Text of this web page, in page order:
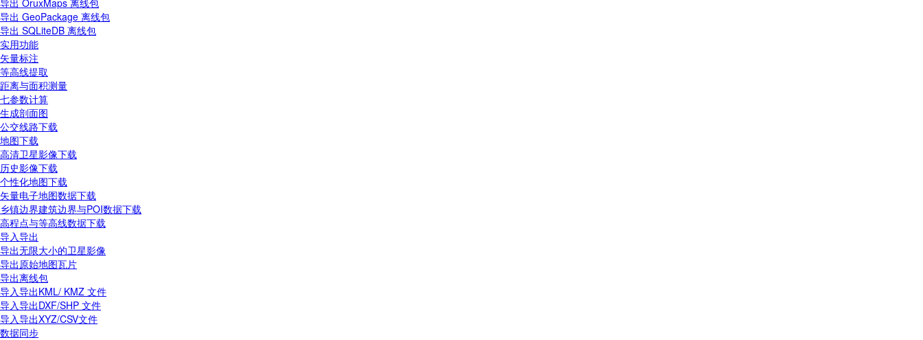
导出 OruxMaps 离线包
导出 GeoPackage 离线包
导出 SQLiteDB 离线包
实用功能
矢量标注
等高线提取
距离与面积测量
七参数计算
生成剖面图
公交线路下载
地图下载
高清卫星影像下载
历史影像下载
个性化地图下载
矢量电子地图数据下载
乡镇边界建筑边界与POI数据下载
高程点与等高线数据下载
导入导出
导出无限大小的卫星影像
导出原始地图瓦片
导出离线包
导入导出KML/ KMZ 文件
导入导出DXF/SHP 文件
导入导出XYZ/CSV文件
数据同步